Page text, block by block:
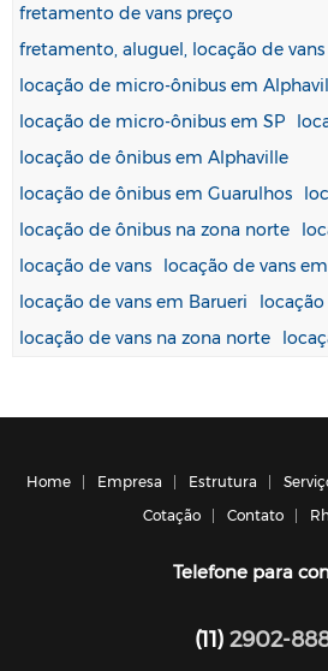
fretamento de vans preço
fretamento, aluguel, locação de
locação de micro-ônibus em
locação de micro-ônibus em SP
locação de ônibus em Alphaville
locação de ônibus em Guarulhos
locação de ônibus na zona norte
locação de vans
locação de vans
locação de vans em Barueri
locação
locação de vans na zona norte
Home Empresa Estrutura
Cotação
Contato Rh
Telefone para
(11) 2902-